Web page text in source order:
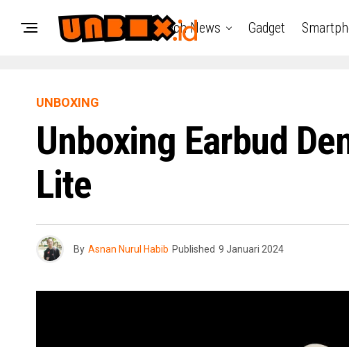
Tech News Gadget
UNBOXING
Unboxing Earbud
Lite
By Asnan Nurul Habib Published 9 Januari 2024